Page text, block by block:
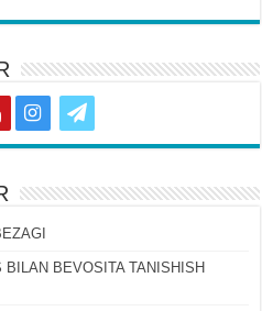
BILAN BEVOSITA TANISHISH